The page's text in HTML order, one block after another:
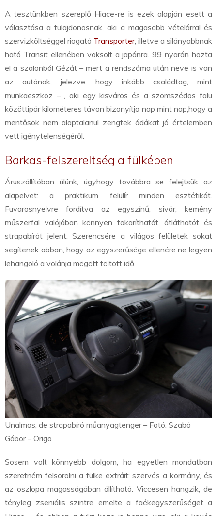
A tesztünkben szereplő Hiace-re is ezek alapján esett a
választása a tulajdonosnak, aki a magasabb vételárral és
szervizköltséggel riogató Transporter, illetve a silányabbnak
ható Transit ellenében voksolt a japánra. 99 nyarán hozta
el a szalonból Gézát – mert a rendszáma után neve is van
az autónak, jelezve, hogy inkább családtag, mint
munkaeszköz – , aki egy kisváros és a szomszédos falu
közöttipár kilométeres távon bizonyítja nap mint nap,hogy a
mentősök nem alaptalanul zengtek ódákat jó értelemben
vett igénytelenségéről.
Barkas-felszereltség a fülkében
Áruszállítóban ülünk, úgyhogy továbbra se felejtsük az
alapelvet: a praktikum felülír minden esztétikát.
Fuvarosnyelvre fordítva az egyszínű, sivár, kemény
műszerfal valójában könnyen takaríthatót, átláthatót és
strapabírót jelent. Szerencsére a világos felületek sokat
segítenek abban, hogy az egyszerűsége ellenére ne legyen
lehangoló a volánja mögött töltött idő.
Unalmas, de strapabíró műanyagtenger – Fotó: Szabó
Gábor – Origo
Sosem volt könnyebb dolgom, ha egyetlen mondatban
szeretném felsorolni a fülke extráit: szervós a kormány, és
az oszlopa magasságában állítható. Viccesen hangzik, de
tényleg zseniális szintre emelte a faékegyszerűséget a